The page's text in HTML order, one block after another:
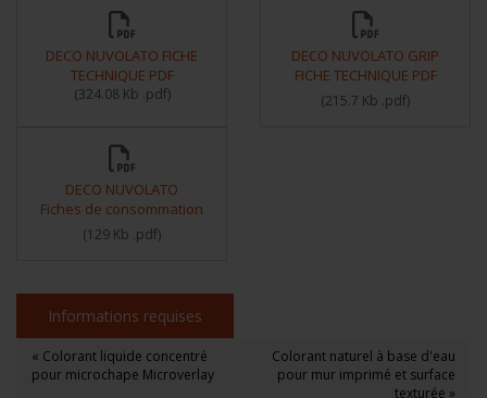
DECO NUVOLATO FICHE
TECHNIQUE PDF
(324.08 Kb .pdf)
DECO NUVOLATO GRIP
FICHE TECHNIQUE PDF
(215.7 Kb .pdf)
DECO NUVOLATO
Fiches de consommation
(129 Kb .pdf)
Informations requises
« Colorant liquide concentré
pour microchape Microverlay
Colorant naturel à base d'eau
pour mur imprimé et surface
texturée »